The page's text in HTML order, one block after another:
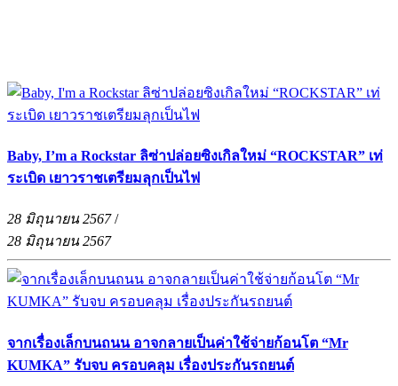
Baby, I’m a Rockstar ลิซ่าปล่อยซิงเกิลใหม่ “ROCKSTAR” เท่
ระเบิด เยาวราชเตรียมลุกเป็นไฟ
28 มิถุนายน 2567/
28 มิถุนายน 2567
จากเรื่องเล็กบนถนน อาจกลายเป็นค่าใช้จ่ายก้อนโต “Mr
KUMKA” รับจบ ครอบคลุม เรื่องประกันรถยนต์